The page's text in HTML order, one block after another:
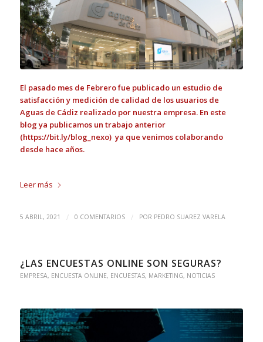
El pasado mes de Febrero fue publicado un estudio de
satisfacción y medición de calidad de los usuarios de
Aguas de Cádiz realizado por nuestra empresa. En este
blog ya publicamos un trabajo anterior
(https://bit.ly/blog_nexo) ya que venimos colaborando
desde hace años.
Leer más
5 ABRIL, 2021 / 0 COMENTARIOS / POR PEDRO SUAREZ VARELA
¿LAS ENCUESTAS ONLINE SON SEGURAS?
EMPRESA, ENCUESTA ONLINE, ENCUESTAS, MARKETING, NOTICIAS